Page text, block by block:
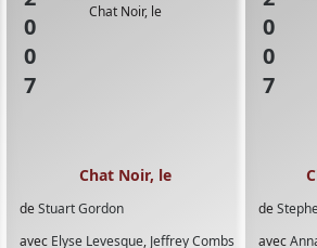
2007
deStuart Gordon
avec Elyse Levesque, Jeffrey Combs
Chat Noir, le
2007
de
avec